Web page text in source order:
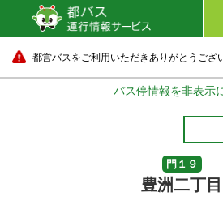
都営バスをご利用いただきありがとうござ
バス停情報を非表示
門１９
豊洲二丁目